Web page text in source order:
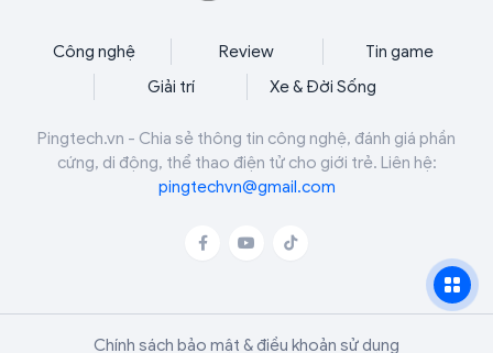
Công nghệ Review
Tin game
Giải trí
Xe & Đời Sống
Pingtech.vn - Chia sẻ thông tin công nghệ, đánh giá phần
cứng, di động, thể thao điện tử cho giới trẻ. Liên hệ:
pingtechvn@gmail.com
Chính sách bảo mật & điều khoản sử dụng